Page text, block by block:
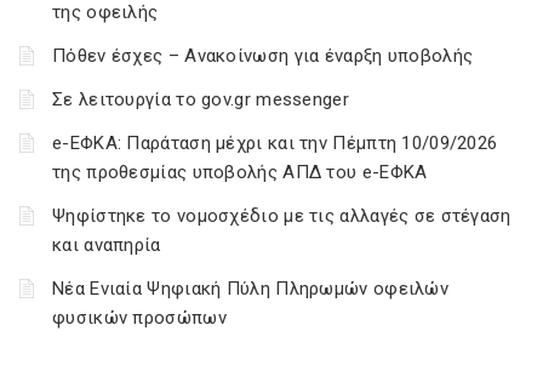
της οφειλής
Πόθεν έσχες – Ανακοίνωση για έναρξη υποβολής
Σε λειτουργία το gov.gr messenger
e-ΕΦΚΑ: Παράταση μέχρι και την Πέμπτη 10/09/2026
της προθεσμίας υποβολής ΑΠΔ του e-ΕΦΚΑ
Ψηφίστηκε το νομοσχέδιο με τις αλλαγές σε στέγαση
και αναπηρία
Νέα Ενιαία Ψηφιακή Πύλη Πληρωμών οφειλών
φυσικών προσώπων